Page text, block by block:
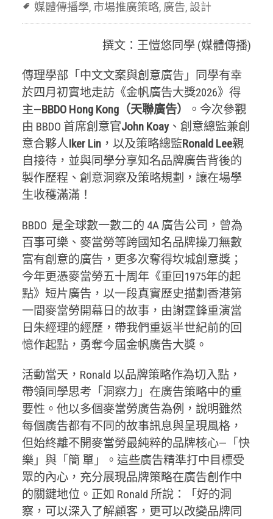
媒體傳播學, 市場推廣策略, 廣告,設計
撰文：王愷悠同學 (媒體傳播)
傳理學部「中文文案與創意廣告」同學有幸
於四月初實地走訪《金帆廣告大獎2026》得
主—BBDO Hong Kong（天聯廣告）
。今次參觀
由 BBDO 首席創意官John Koay、創意總監兼創
意合夥人Iker Lin，以及策略總監Ronald Lee親
自接待，並與同學分享知名品牌廣告背後的
製作歷程、創意洞察及策略規劃，讓在場學
生收穫滿滿！
BBDO 是全球數一數二的 4A 廣告公司，曾為
百事可樂、麥當勞等跨國知名品牌操刀無數
富有創意的廣告，更多次奪得坎城創意獎；
今年更憑麥當勞五十周年《重回1975年的起
點》短片廣告，以一段真實歷史描劃香港第
一間麥當勞開幕日的故事，由謝霆鋒重演當
日朱經理的經歷，帶我們重返半世紀前的回
憶作起點，勇奪今屆金帆廣告大獎。
活動當天，Ronald 以品牌策略作為切入點，
帶領同學思考「洞察力」在廣告策略中的重
要性。他以多個麥當勞廣告為例，說明雖然
每個廣告都有不同的故事訊息與呈現風格，
但始終離不開麥當勞最純粹的品牌核心—「快
樂」與「簡 單」。這些廣告精準打中目標受
眾的內心，充分展現品牌策略在廣告創作中
的關鍵地位。正如 Ronald 所說：「好的洞
察，可以深入了解顧客，更可以改變品牌同